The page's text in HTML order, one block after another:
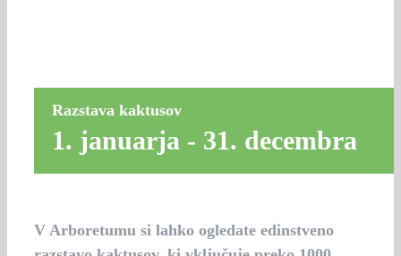
Razstava kaktusov
1. januarja - 31. decembra
V Arboretumu si lahko ogledate edinstveno